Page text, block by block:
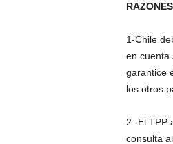
1-Chile
en cuenta
garantice
los otros
2.-El TPP
consulta